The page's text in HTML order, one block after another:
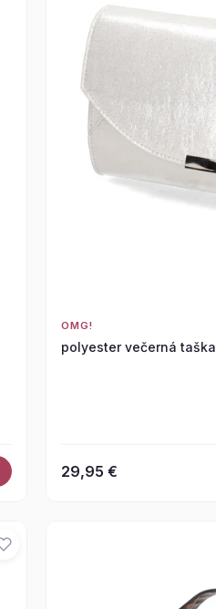
OMG!
polyester večerná taška
29,95 €